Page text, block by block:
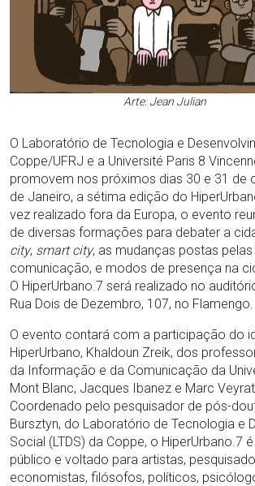
Arte: Jean Julian
O Laboratório de Tecnologia e
Coppe/UFRJ e a Université Paris 8
promovem nos próximos dias 30 e 31 de
de Janeiro, a sétima edição do
vez realizado fora da Europa, o evento
de diversas formações para debater a
city, smart city, as mudanças postas
comunicação, e modos de presença na
O HiperUrbano.7 será realizado no
Rua Dois de Dezembro, 107, no Flamengo.
O evento contará com a participação do
HiperUrbano, Khaldoun Zreik, dos
da Informação e da Comunicação da
Mont Blanc, Jacques Ibanez e Marc
Coordenado pelo pesquisador de pós-
Bursztyn, do Laboratório de Tecnologia e
Social (LTDS) da Coppe, o HiperUrbano.7
público e voltado para artistas,
economistas, filósofos, políticos,